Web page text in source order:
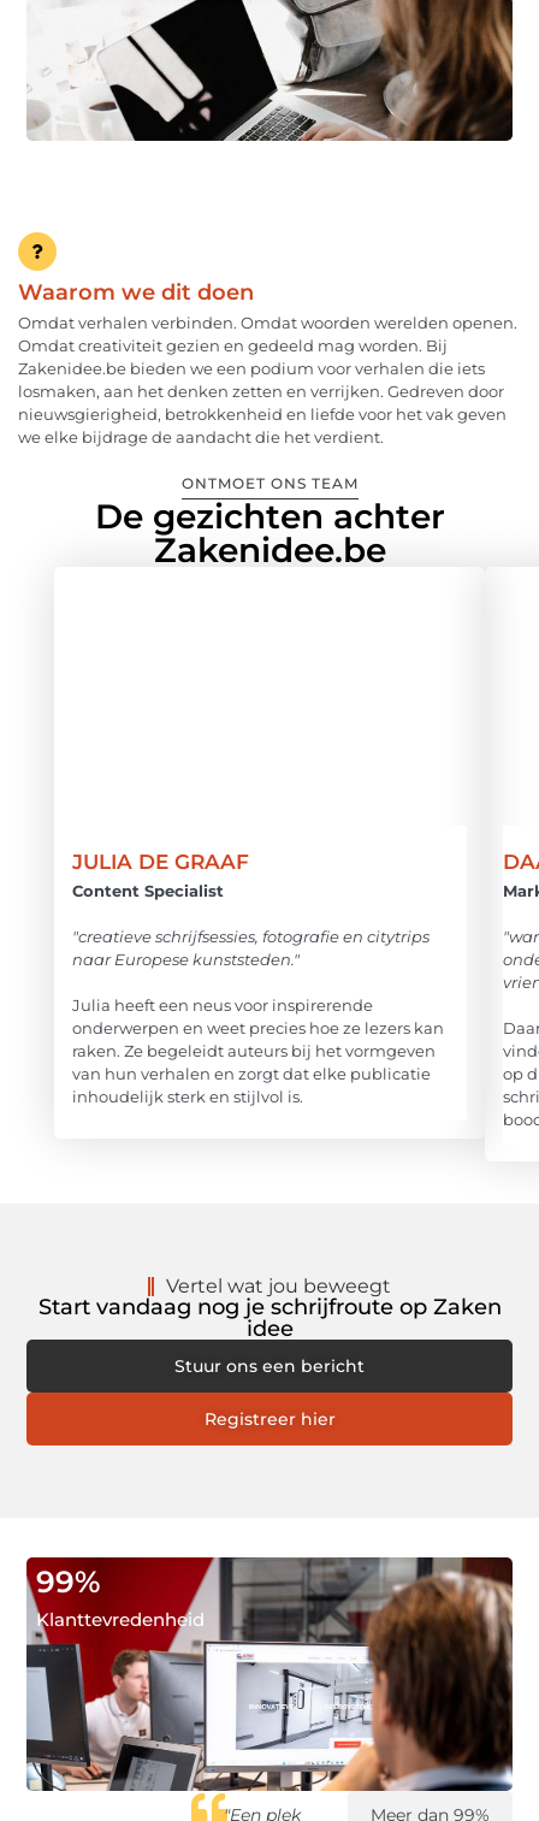
Waarom we dit doen
Omdat verhalen verbinden. Omdat woorden werelden openen.
Omdat creativiteit gezien en gedeeld mag worden. Bij
Zakenidee.be bieden we een podium voor verhalen die iets
losmaken, aan het denken zetten en verrijken. Gedreven door
nieuwsgierigheid, betrokkenheid en liefde voor het vak geven
we elke bijdrage de aandacht die het verdient.
ONTMOET ONS TEAM
De gezichten achter
Zakenidee.be
JULIA DE GRAAF
Content Specialist
"creatieve schrijfsessies, fotografie en citytrips
naar Europese kunststeden."
Julia heeft een neus voor inspirerende
onderwerpen en weet precies hoe ze lezers kan
raken. Ze begeleidt auteurs bij het vormgeven
van hun verhalen en zorgt dat elke publicatie
inhoudelijk sterk en stijlvol is.
op
Vertel wat jou beweegt
Start vandaag nog je schrijfroute op Zaken
idee
Stuur ons een bericht
Registreer hier
"Vrijwilligerswerk "Mijn
Meer dan 99%
Klanttevredenheid
99%